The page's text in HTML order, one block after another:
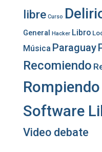
libre Curso
General Hacker Libro
Música Paraguay
Recomiendo
Software
Video debate